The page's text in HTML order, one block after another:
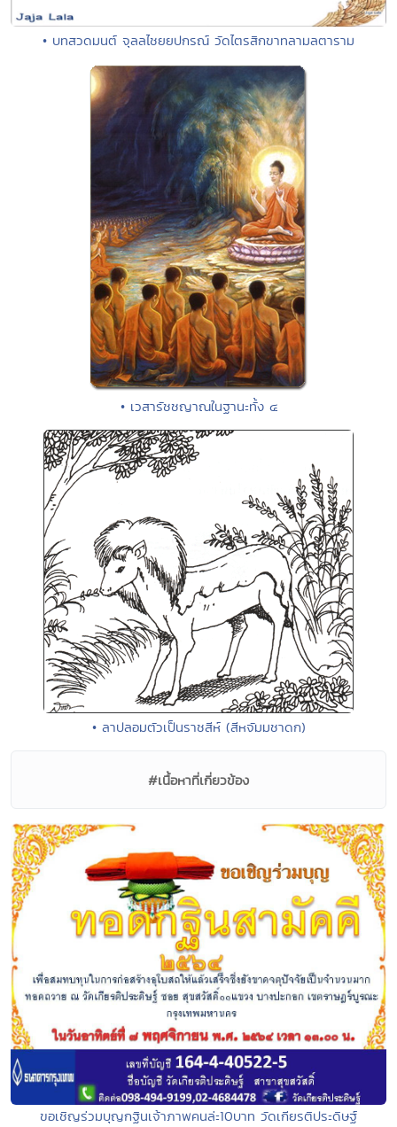
• บทสวดมนต์ จุลลไชยยปกรณ์ วัดไตรสิกขาทลามลตาราม
• เวสารัชชญาณในฐานะทั้ง ๔
• ลาปลอมตัวเป็นราชสีห์ (สีหจัมมชาดก)
#เนื้อหาที่เกี่ยวข้อง
ขอเชิญร่วมบุญกฐินเจ้าภาพคนล่ะ10บาท วัดเกียรติประดิษฐ์